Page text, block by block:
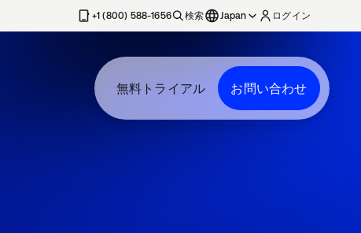
+1 (800) 588-1656 検索 Japan ログイン
無料トライアル お問い合わせ